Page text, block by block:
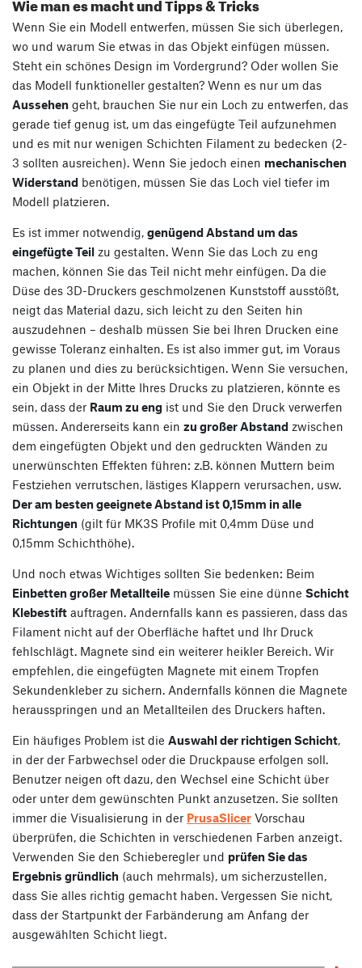
Wenn Sie ein Modell entwerfen, müssen Sie sich überlegen,
wo und warum Sie etwas in das Objekt einfügen müssen.
Steht ein schönes Design im Vordergrund? Oder wollen Sie
das Modell funktioneller gestalten? Wenn es nur um das
Aussehen geht, brauchen Sie nur ein Loch zu entwerfen, das
gerade tief genug ist, um das eingefügte Teil aufzunehmen
und es mit nur wenigen Schichten Filament zu bedecken (2-
3 sollten ausreichen). Wenn Sie jedoch einen mechanischen
Widerstand benötigen, müssen Sie das Loch viel tiefer im
Modell platzieren.
Es ist immer notwendig, genügend Abstand um das
eingefügte Teil zu gestalten. Wenn Sie das Loch zu eng
machen, können Sie das Teil nicht mehr einfügen. Da die
Düse des 3D-Druckers geschmolzenen Kunststoff ausstößt,
neigt das Material dazu, sich leicht zu den Seiten hin
auszudehnen – deshalb müssen Sie bei Ihren Drucken eine
gewisse Toleranz einhalten. Es ist also immer gut, im Voraus
zu planen und dies zu berücksichtigen. Wenn Sie versuchen,
ein Objekt in der Mitte Ihres Drucks zu platzieren, könnte es
sein, dass der Raum zu eng ist und Sie den Druck verwerfen
müssen. Andererseits kann ein zu großer Abstand zwischen
dem eingefügten Objekt und den gedruckten Wänden zu
unerwünschten Effekten führen: z.B. können Muttern beim
Festziehen verrutschen, lästiges Klappern verursachen, usw.
Der am besten geeignete Abstand ist 0,15mm in alle
Richtungen (gilt für MK3S Profile mit 0,4mm Düse und
0,15mm Schichthöhe).
Und noch etwas Wichtiges sollten Sie bedenken: Beim
Einbetten großer Metallteile müssen Sie eine dünne Schicht
Klebestift auftragen. Andernfalls kann es passieren, dass das
Filament nicht auf der Oberfläche haftet und Ihr Druck
fehlschlägt. Magnete sind ein weiterer heikler Bereich. Wir
empfehlen, die eingefügten Magnete mit einem Tropfen
Sekundenkleber zu sichern. Andernfalls können die Magnete
herausspringen und an Metallteilen des Druckers haften.
Ein häufiges Problem ist die Auswahl der richtigen Schicht,
in der der Farbwechsel oder die Druckpause erfolgen soll.
Benutzer neigen oft dazu, den Wechsel eine Schicht über
oder unter dem gewünschten Punkt anzusetzen. Sie sollten
immer die Visualisierung in der PrusaSlicer Vorschau
überprüfen, die Schichten in verschiedenen Farben anzeigt.
Verwenden Sie den Schieberegler und prüfen Sie das
Ergebnis gründlich (auch mehrmals), um sicherzustellen,
dass Sie alles richtig gemacht haben. Vergessen Sie nicht,
dass der Startpunkt der Farbänderung am Anfang der
ausgewählten Schicht liegt.